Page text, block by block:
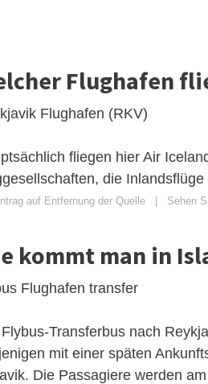
Flughafen
Flughafen (RKV)
fliegen hier Air
die
auf Entfernung der Quelle Sehen
kommt man in
Flughafen transfer
Transferbus nach
mit einer späten
Die Passagiere werden